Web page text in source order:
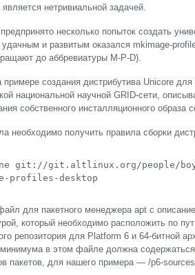
нетривиальной задачей.
несколько попыток создать
удачным и развитым оказался mkimage-
до аббревиатуры M-P-D).
примере создания дистрибутива Unicore
национальной научной GRID-сети,
собственного инсталляционного образа
необходимо получить правила сборки
git://git.altlinux.org/people/
profiles-desktop
для пакетного менеджера apt с
который необходимо расположить по
репозитория для Platform 6 и 64-битной
минимума в этом файле должна
пакетов, для нашего примера — /p6-